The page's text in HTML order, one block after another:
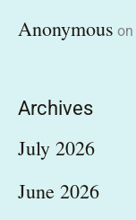
Anonymous on
Archives
July 2026
June 2026